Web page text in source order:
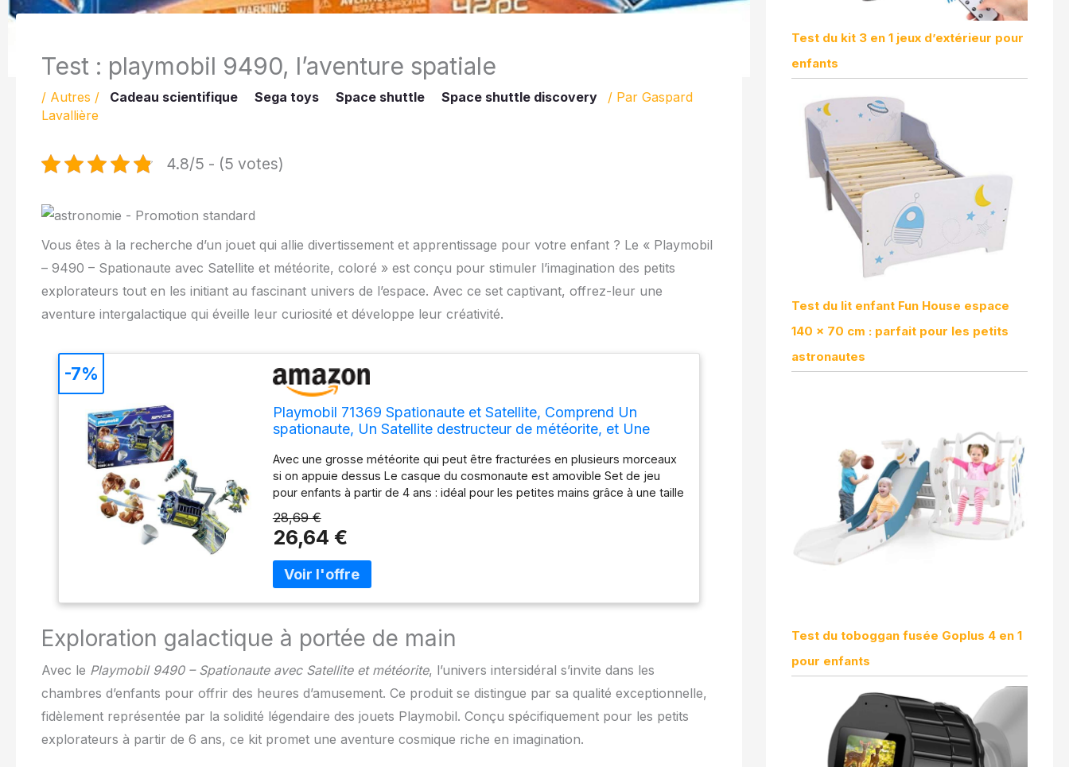
Test : playmobil 9490, l’aventure spatiale
/ Autres / Cadeau scientifique Sega toys Space shuttle Space shuttle discovery / Par Gaspard
Lavallière
4.8/5 - (5 votes)
Vous êtes à la recherche d’un jouet qui allie divertissement et apprentissage pour votre enfant ? Le « Playmobil
– 9490 – Spationaute avec Satellite et météorite, coloré » est conçu pour stimuler l’imagination des petits
explorateurs tout en les initiant au fascinant univers de l’espace. Avec ce set captivant, offrez-leur une
aventure intergalactique qui éveille leur curiosité et développe leur créativité.
Playmobil 71369 Spationaute et Satellite, Comprend Un
spationaute, Un Satellite destructeur de météorite, et Une
Space pour Enfants dès 4 Ans
Avec une grosse météorite qui peut être fracturées en plusieurs morceaux
si on appuie dessus Le casque du cosmonaute est amovible Set de jeu
pour enfants à partir de 4 ans : idéal pour les petites mains grâce à une taille
adaptée à leur âge et une prise en main facile Pour une utilisation
quotidienne : qualité supérieure et design robuste, nettoyage facile des
pièces (sans autocollants) sous l'eau courante sans produits chimiques
Contenu du coffret : ensemble de 53 pièces avec instructions : 1
personnage, 52 accessoires, matériau : plastique, LxPxH 6,5 x 6,5 x 21 cm,
28,69 €
26,64 €
-7%
Exploration galactique à portée de main
Avec le Playmobil 9490 – Spationaute avec Satellite et météorite, l’univers intersidéral s’invite dans les
chambres d’enfants pour offrir des heures d’amusement. Ce produit se distingue par sa qualité exceptionnelle,
fidèlement représentée par la solidité légendaire des jouets Playmobil. Conçu spécifiquement pour les petits
explorateurs à partir de 6 ans, ce kit promet une aventure cosmique riche en imagination.
Test du kit 3 en 1 jeux d’extérieur pour
enfants
Test du lit enfant Fun House espace
140 x 70 cm : parfait pour les petits
astronautes
Test du toboggan fusée Goplus 4 en 1
pour enfants